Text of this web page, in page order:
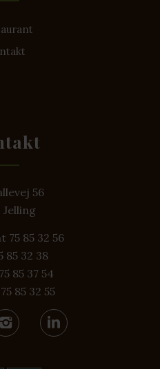
56
Jelling
75 85 32 56
85 32 38
85 37 54
85 32 55